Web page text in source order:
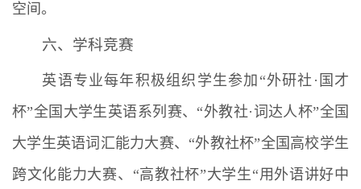
空间。
六、学科竞赛
英语专业每年积极组织学生参加“外研社·国才
杯”全国大学生英语系列赛、“外教社·词达人杯”全国
大学生英语词汇能力大赛、“外教社杯”全国高校学生
跨文化能力大赛、“高教社杯”大学生“用外语讲好中